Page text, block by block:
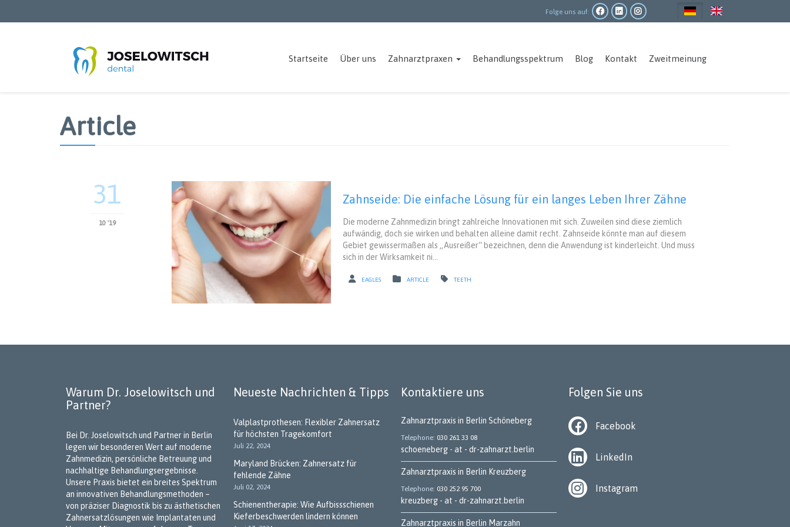
Inhalt
Folge uns auf:
Main
Startseite Über uns Zahnarztpraxen Behandlungsspektrum Blog Kontakt Zweitmeinung
Article
31
10 '19
Zahnseide: Die einfache Lösung für ein langes Leben Ihrer Zähne
Die moderne Zahnmedizin bringt zahlreiche Innovationen mit sich. Zuweilen sind diese ziemlich
aufwändig, doch sie wirken und behalten alleine damit recht. Zahnseide könnte man auf diesem
Gebiet gewissermaßen als „Ausreißer“ bezeichnen, denn die Anwendung ist kinderleicht. Und muss
sich in der Wirksamkeit ni...
EAGLES ARTICLE TEETH
Warum Dr. Joselowitsch und
Partner?
Bei Dr. Joselowitsch und Partner in Berlin
legen wir besonderen Wert auf moderne
Zahnmedizin, persönliche Betreuung und
nachhaltige Behandlungsergebnisse.
Unsere Praxis bietet ein breites Spektrum
an innovativen Behandlungsmethoden –
von präziser Diagnostik bis zu ästhetischen
Zahnersatzlösungen wie Implantaten und
Neueste Nachrichten & Tipps
Valplastprothesen: Flexibler Zahnersatz
für höchsten Tragekomfort
Juli 22, 2024
Maryland Brücken: Zahnersatz für
fehlende Zähne
Juli 02, 2024
Schienentherapie: Wie Aufbissschienen
Kieferbeschwerden lindern können
Kontaktiere uns
Zahnarztpraxis in Berlin Schöneberg
Telephone 030 261 33 08
schoeneberg - at - dr-zahnarzt.berlin
Zahnarztpraxis in Berlin Kreuzberg
Telephone 030 252 95 700
kreuzberg - at - dr-zahnarzt.berlin
Zahnarztpraxis in Berlin Marzahn
Folgen Sie uns
Facebook
LinkedIn
Instagram